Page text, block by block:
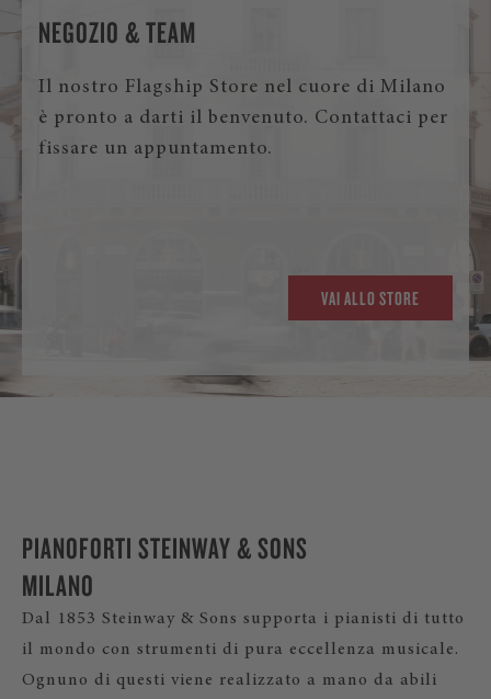
NEGOZIO & TEAM
Il nostro Flagship Store nel cuore di Milano
è pronto a darti il benvenuto. Contattaci per
fissare un appuntamento.
VAI ALLO STORE
PIANOFORTI STEINWAY & SONS
MILANO
Dal 1853 Steinway & Sons supporta i pianisti di tutto
il mondo con strumenti di pura eccellenza musicale.
Ognuno di questi viene realizzato a mano da abili